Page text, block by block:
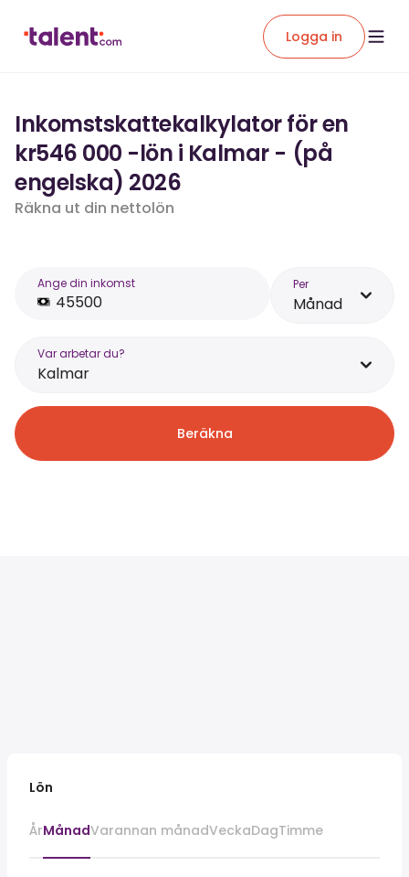
Logga in
Inkomstskattekalkylator för en
kr546 000 -lön i Kalmar - (på
engelska) 2026
Räkna ut din nettolön
Ange din inkomst Per
Månad
Var arbetar du?
Kalmar
Beräkna
Lön
ÅrMånadVarannan månadVeckaDagTimme